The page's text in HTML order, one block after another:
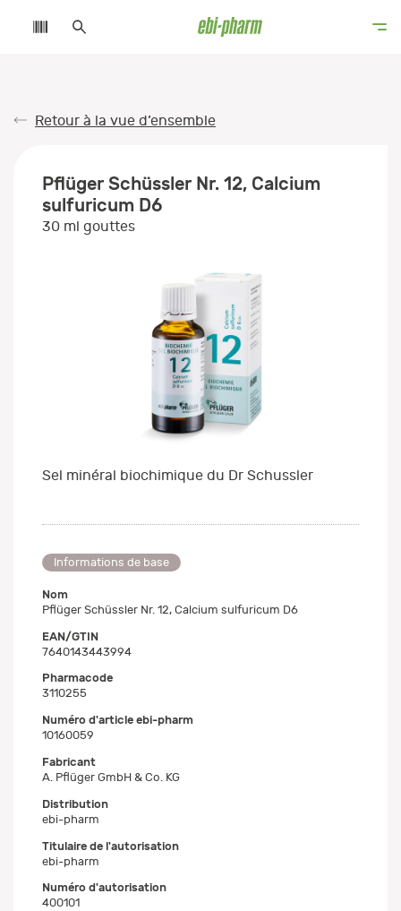
Retour à la vue d’ensemble
Pflüger Schüssler Nr. 12, Calcium
sulfuricum D6
30 ml gouttes
Sel minéral biochimique du Dr Schussler
Informations de base
Nom
Pflüger Schüssler Nr. 12, Calcium sulfuricum D6
EAN/GTIN
7640143443994
Pharmacode
3110255
Numéro d'article ebi-pharm
10160059
Fabricant
A. Pflüger GmbH & Co. KG
Distribution
ebi-pharm
Titulaire de l'autorisation
ebi-pharm
Numéro d'autorisation
400101